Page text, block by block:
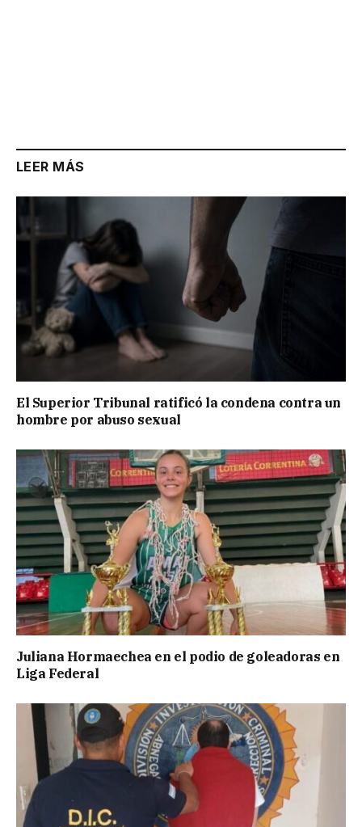
LEER MÁS
El Superior Tribunal ratificó la condena contra un
hombre por abuso sexual
Juliana Hormaechea en el podio de goleadoras en
Liga Federal